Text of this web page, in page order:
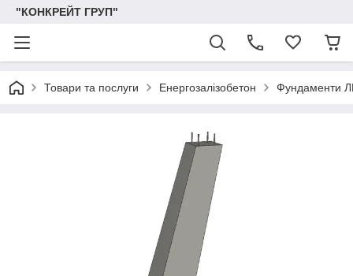
"КОНКРЕЙТ ГРУП"
Товари та послуги Енергозалізобетон Фундаменти